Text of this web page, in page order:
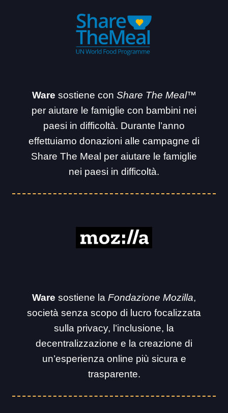
Ware sostiene con Share The Meal™
per aiutare le famiglie con bambini nei
paesi in difficoltà. Durante l’anno
effettuiamo donazioni alle campagne di
Share The Meal per aiutare le famiglie
nei paesi in difficoltà.
Ware sostiene la Fondazione Mozilla,
società senza scopo di lucro focalizzata
sulla privacy, l’inclusione, la
decentralizzazione e la creazione di
un’esperienza online più sicura e
trasparente.